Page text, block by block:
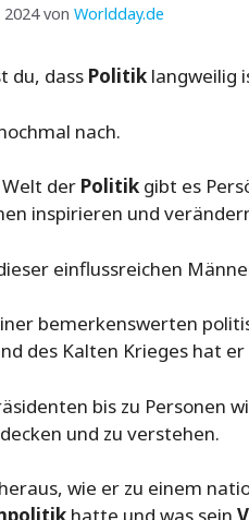
2024 von Worldday.de
du, dass Politik langweilig
nach.
der Politik gibt es
inspirieren und
einflussreichen
bemerkenswerten
des Kalten Krieges hat er
bis zu Personen
und zu verstehen.
wie er zu einem